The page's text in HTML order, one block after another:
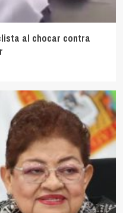
al chocar contra